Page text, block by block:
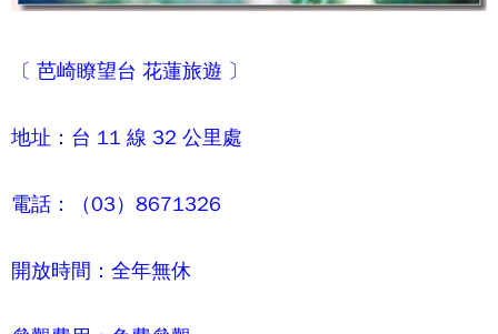
〔 芭崎瞭望台 花蓮旅遊 〕
地址：台 11 線 32 公里處
電話：（03）8671326
開放時間：全年無休